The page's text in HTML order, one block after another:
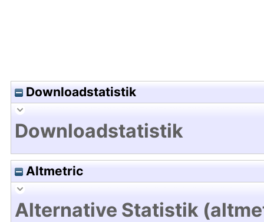
Downloadstatistik
Downloadstatistik
Altmetric
Alternative Statistik